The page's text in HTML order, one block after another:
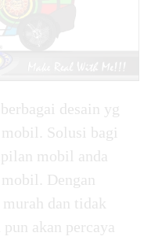
desain yg
Solusi bagi
mobil anda
Dengan
dan tidak
akan percaya